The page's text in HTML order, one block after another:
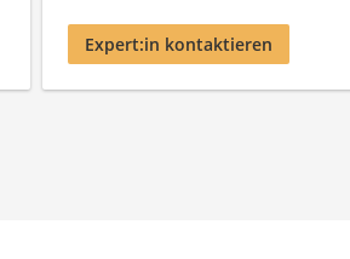
Expert:in kontaktieren